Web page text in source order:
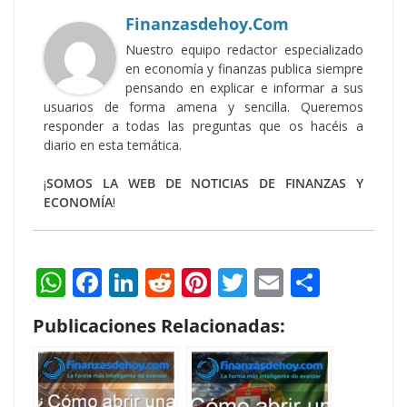
Finanzasdehoy.com
Nuestro equipo redactor especializado
en economía y finanzas publica siempre
pensando en explicar e informar a sus
usuarios de forma amena y sencilla. Queremos
responder a todas las preguntas que os hacéis a
diario en esta temática.
¡SOMOS LA WEB DE NOTICIAS DE FINANZAS Y
ECONOMÍA!
W
h
at
s
A
F
ac
e
b
o
Li
k
e
dI
R
e
d
di
Pi
nt
er
e
st
T
w
itt
er
E
ai
l e
Publicaciones Relacionadas: